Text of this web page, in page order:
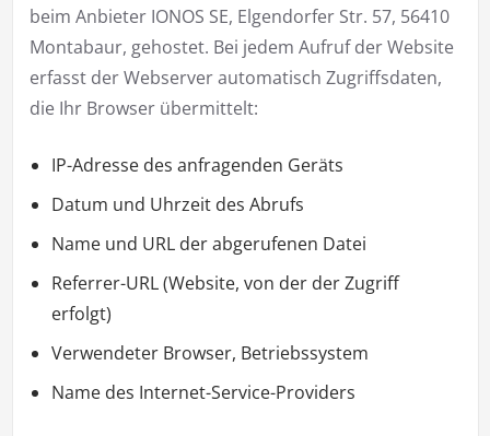
beim Anbieter IONOS SE, Elgendorfer Str. 57, 56410
Montabaur, gehostet. Bei jedem Aufruf der Website
erfasst der Webserver automatisch Zugriffsdaten,
die Ihr Browser übermittelt:
IP-Adresse des anfragenden Geräts
Datum und Uhrzeit des Abrufs
Name und URL der abgerufenen Datei
Referrer-URL (Website, von der der Zugriff
erfolgt)
Verwendeter Browser, Betriebssystem
Name des Internet-Service-Providers